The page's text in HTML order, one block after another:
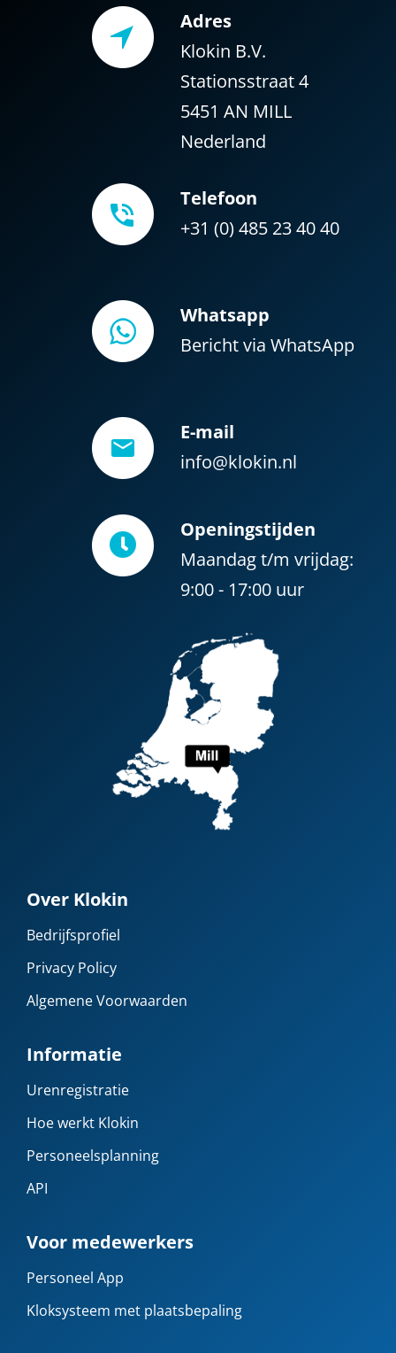
Adres
Klokin B.V.
Stationsstraat 4
5451 AN MILL
Nederland
Telefoon
+31 (0) 485 23 40 40
Whatsapp
Bericht via WhatsApp
E-mail
info@klokin.nl
Openingstijden
Maandag t/m vrijdag:
9:00 - 17:00 uur
Over Klokin
Bedrijfsprofiel
Privacy Policy
Algemene Voorwaarden
Informatie
Urenregistratie
Hoe werkt Klokin
Personeelsplanning
API
Voor medewerkers
Personeel App
Kloksysteem met plaatsbepaling